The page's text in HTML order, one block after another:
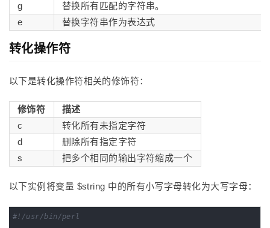
g
替换所有匹配的字符串。
e
替换字符串作为表达式
转化操作符
以下是转化操作符相关的修饰符：
修饰符
描述
c
转化所有未指定字符
d
删除所有指定字符
s
把多个相同的输出字符缩成一个
以下实例将变量 $string 中的所有小写字母转化为大写字母：
#!/usr/bin/perl